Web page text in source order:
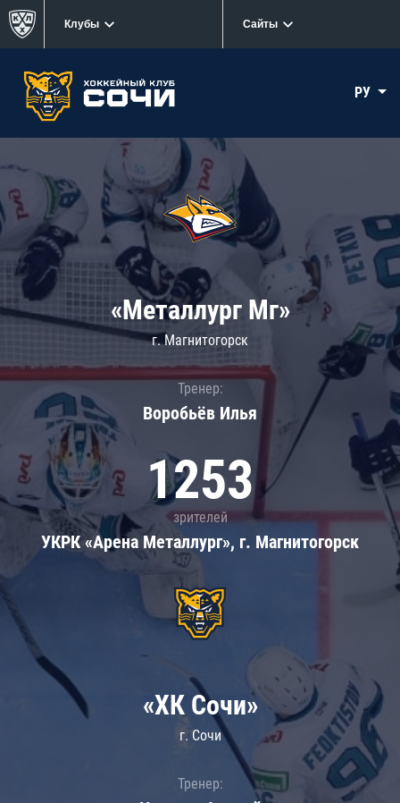
Клубы Сайты
РУ
«Металлург Мг»
г. Магнитогорск
Тренер:
Воробьёв Илья
1253
зрителей
УКРК «Арена Металлург», г. Магнитогорск
«ХК Сочи»
г. Сочи
Тренер: